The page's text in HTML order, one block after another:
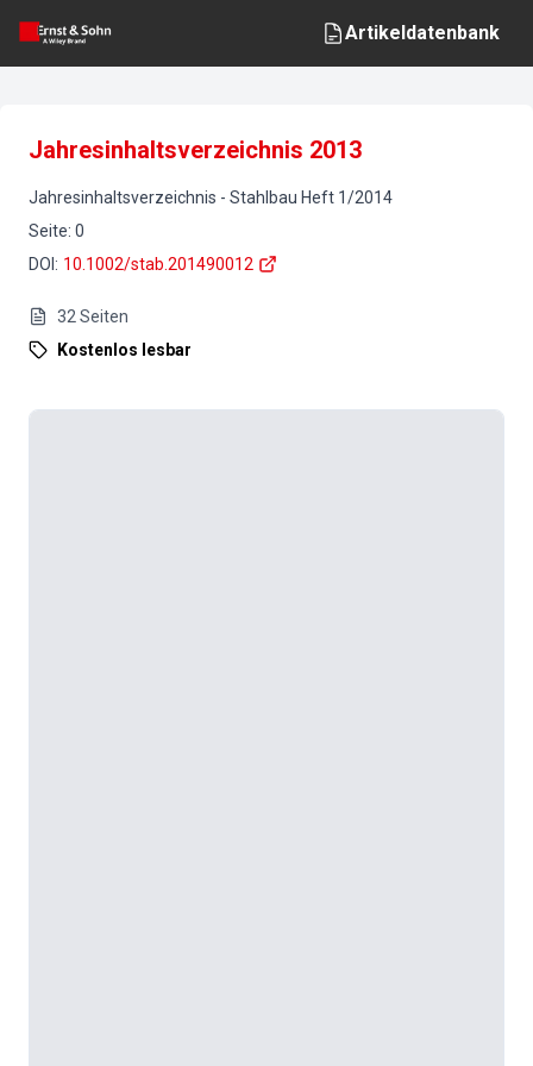
Artikeldatenbank
Jahresinhaltsverzeichnis 2013
Jahresinhaltsverzeichnis - Stahlbau Heft 1/2014
Seite: 0
DOI : 10.1002/stab.201490012
32 Seiten
Kostenlos lesbar